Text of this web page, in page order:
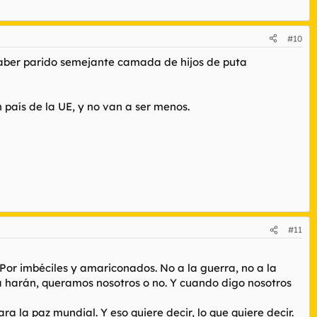
#10
parido semejante camada de hijos de puta
de la UE, y no van a ser menos.
#11
imbéciles y amariconados. No a la guerra, no a la
queramos nosotros o no. Y cuando digo nosotros
la paz mundial. Y eso quiere decir, lo que quiere decir.